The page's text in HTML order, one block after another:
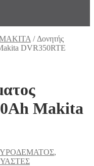
/ Δονητής
DVR350RTE
Makita
,